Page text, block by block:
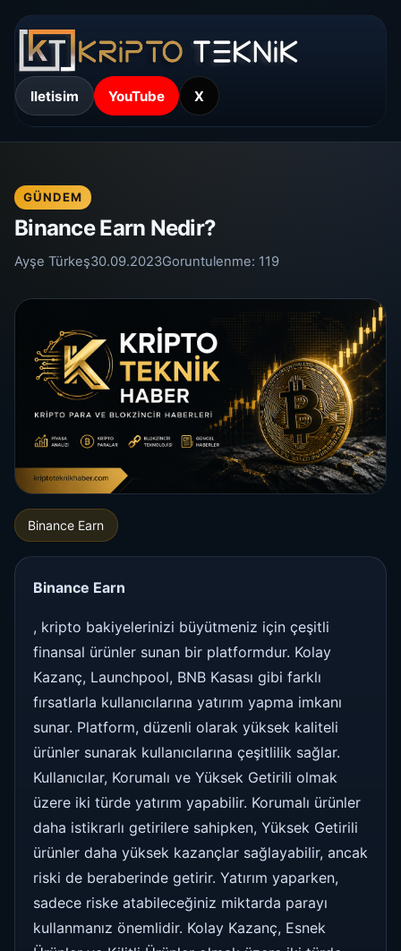
Iletisim YouTube X
GÜNDEM
Binance Earn Nedir?
Ayşe Türkeş30.09.2023Goruntulenme: 119
Binance Earn
Binance Earn
, kripto bakiyelerinizi büyütmeniz için çeşitli
finansal ürünler sunan bir platformdur. Kolay
Kazanç, Launchpool, BNB Kasası gibi farklı
fırsatlarla kullanıcılarına yatırım yapma imkanı
sunar. Platform, düzenli olarak yüksek kaliteli
ürünler sunarak kullanıcılarına çeşitlilik sağlar.
Kullanıcılar, Korumalı ve Yüksek Getirili olmak
üzere iki türde yatırım yapabilir. Korumalı ürünler
daha istikrarlı getirilere sahipken, Yüksek Getirili
ürünler daha yüksek kazançlar sağlayabilir, ancak
riski de beraberinde getirir. Yatırım yaparken,
sadece riske atabileceğiniz miktarda parayı
kullanmanız önemlidir. Kolay Kazanç, Esnek